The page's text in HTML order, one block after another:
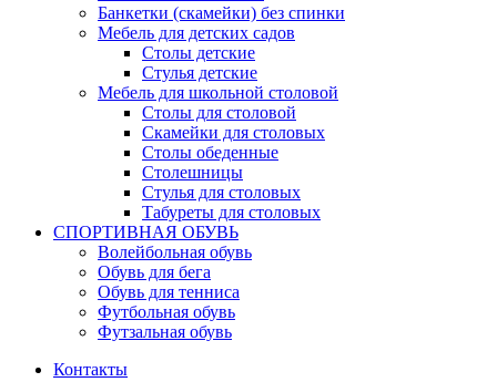
Банкетки (скамейки) без спинки
Мебель для детских садов
Столы детские
Стулья детские
Мебель для школьной столовой
Столы для столовой
Скамейки для столовых
Столы обеденные
Столешницы
Стулья для столовых
Табуреты для столовых
СПОРТИВНАЯ ОБУВЬ
Волейбольная обувь
Обувь для бега
Обувь для тенниса
Футбольная обувь
Футзальная обувь
Контакты